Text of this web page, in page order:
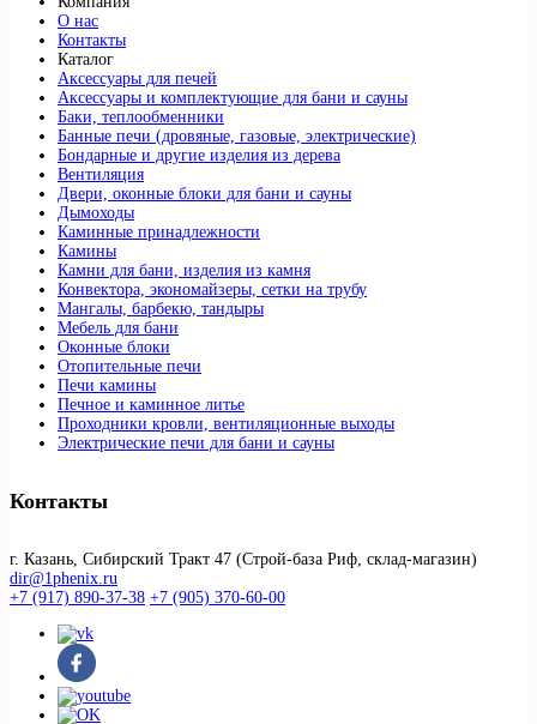
О нас
Контакты
Каталог
Аксессуары для печей
Аксессуары и комплектующие для бани и сауны
Баки, теплообменники
Банные печи (дровяные, газовые, электрические)
Бондарные и другие изделия из дерева
Вентиляция
Двери, оконные блоки для бани и сауны
Дымоходы
Каминные принадлежности
Камины
Камни для бани, изделия из камня
Конвектора, экономайзеры, сетки на трубу
Мангалы, барбекю, тандыры
Мебель для бани
Оконные блоки
Отопительные печи
Печи камины
Печное и каминное литье
Проходники кровли, вeнтиляционные выходы
Электрические печи для бани и сауны
Контакты
г. Казань, Сибирский Тракт 47 (Строй-база Риф, склад-магазин)
dir@1phenix.ru
+7 (917) 890-37-38 +7 (905) 370-60-00